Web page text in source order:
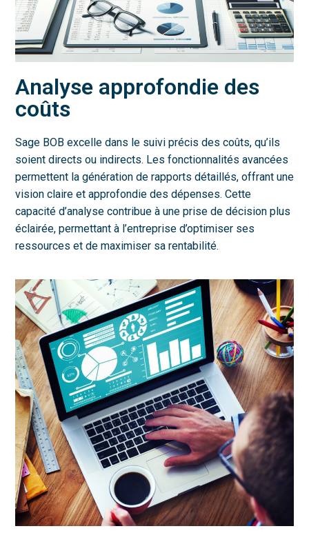
Analyse approfondie des
coûts
Sage BOB excelle dans le suivi précis des coûts, qu’ils
soient directs ou indirects. Les fonctionnalités avancées
permettent la génération de rapports détaillés, offrant une
vision claire et approfondie des dépenses. Cette
capacité d’analyse contribue à une prise de décision plus
éclairée, permettant à l’entreprise d’optimiser ses
ressources et de maximiser sa rentabilité.